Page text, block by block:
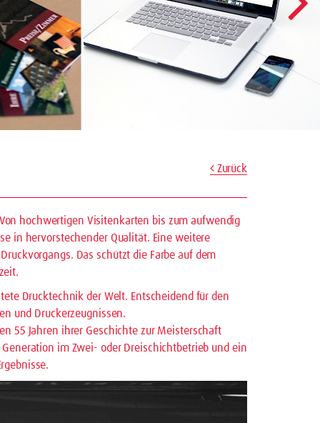
Zurück
hochwertigen Visitenkarten bis zum aufwendig
in hervorstechender Qualität. Eine weitere
Das schützt die Farbe auf dem
Drucktechnik der Welt. Entscheidend für den
und Druckerzeugnissen.
55 Jahren ihrer Geschichte zur Meisterschaft
im Zwei- oder Dreischichtbetrieb und ein